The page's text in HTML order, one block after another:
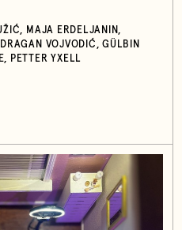
MAJA ERDELJANIN,
VOJVODIĆ, GÜLBIN
PETTER YXELL